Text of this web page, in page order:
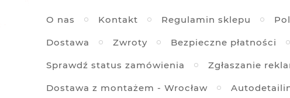
O nas Kontakt Regulamin sklepu
Dostawa Zwroty Bezpieczne płatności
Sprawdź status zamówienia Zgłaszanie
Dostawa z montażem - Wrocław